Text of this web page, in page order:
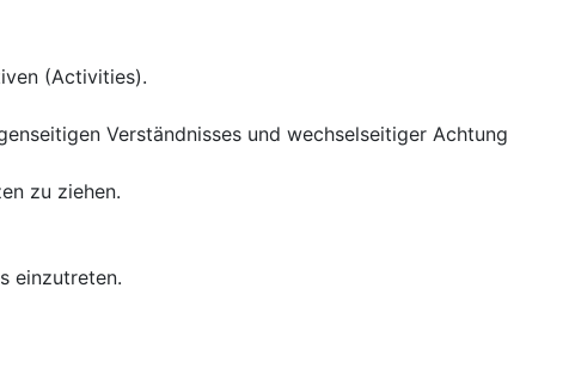
(Activities).
Verständnisses und wechselseitiger Achtung
zu ziehen.
einzutreten.